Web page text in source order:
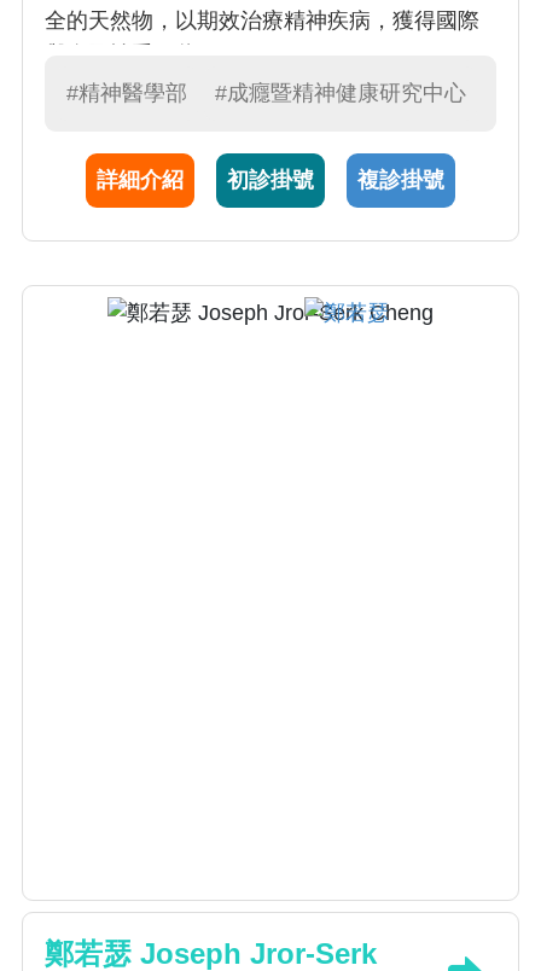
全的天然物，以期效治療精神疾病，獲得國際
#精神醫學部
#成癮暨精神健康研究中心
詳細介紹 初診掛號 複診掛號
鄭若瑟 Joseph Jror-Serk